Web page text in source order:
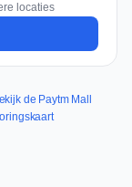
locaties
de Paytm Mall